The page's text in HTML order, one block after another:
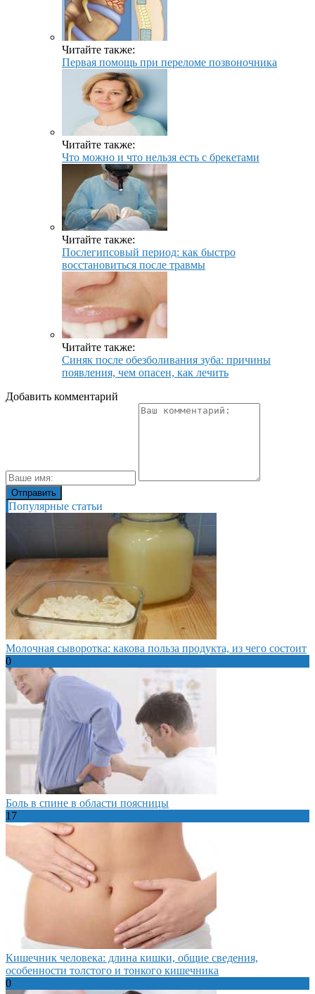
Читайте также:
Первая помощь при переломе позвоночника
Читайте также:
Что можно и что нельзя есть с брекетами
Читайте также:
Послегипсовый период: как быстро
восстановиться после травмы
Читайте также:
Синяк после обезболивания зуба: причины
появления, чем опасен, как лечить
Добавить комментарий
Популярные статьи
Молочная сыворотка: какова польза продукта, из чего состоит
0
Боль в спине в области поясницы
17
Кишечник человека: длина кишки, общие сведения,
особенности толстого и тонкого кишечника
0